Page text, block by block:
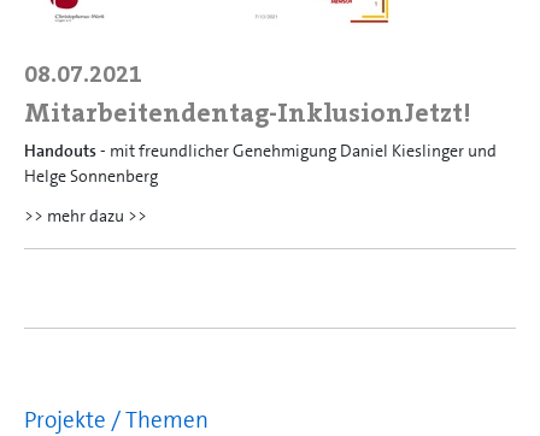
08.07.2021
Mitarbeitendentag-InklusionJetzt!
Handouts- mit freundlicher Genehmigung Daniel Kieslinger und
Helge Sonnenberg
>> mehr dazu >>
Projekte / Themen